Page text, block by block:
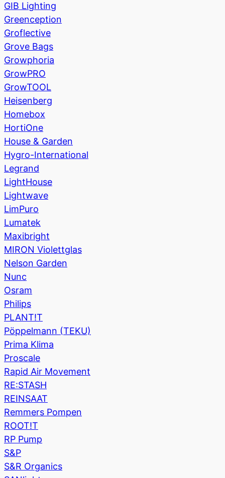
GIB Lighting
Greenception
Groflective
Grove Bags
Growphoria
GrowPRO
GrowTOOL
Heisenberg
Homebox
HortiOne
House & Garden
Hygro-International
Legrand
LightHouse
Lightwave
LimPuro
Lumatek
Maxibright
MIRON Violettglas
Nelson Garden
Nunc
Osram
Philips
PLANT!T
Pöppelmann (TEKU)
Prima Klima
Proscale
Rapid Air Movement
RE:STASH
REINSAAT
Remmers Pompen
ROOT!T
RP Pump
S&P
S&R Organics